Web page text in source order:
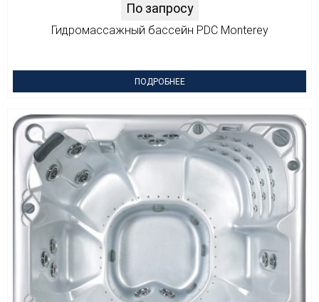
По запросу
Гидромассажный бассейн PDC Monterey
ПОДРОБНЕЕ